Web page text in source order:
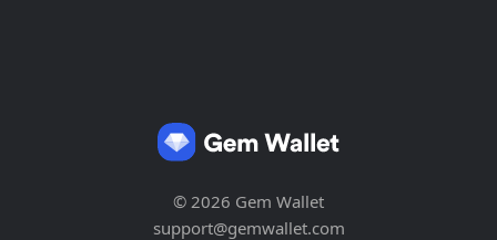
© 2026 Gem Wallet
support@gemwallet.com